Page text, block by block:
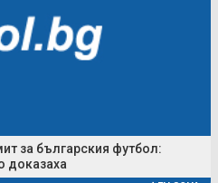
за българския футбол:
доказаха